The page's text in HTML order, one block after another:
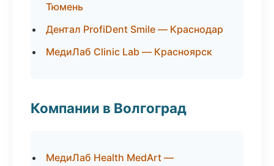
Тюмень
Дентал ProfiDent Smile — Краснодар
МедиЛаб Clinic Lab — Красноярск
Компании в Волгоград
МедиЛаб Health MedArt —